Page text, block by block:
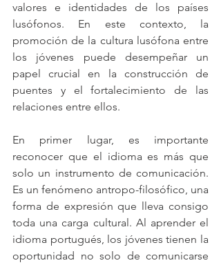
valores e identidades de los países
lusófonos. En este contexto, la
promoción de la cultura lusófona entre
los jóvenes puede desempeñar un
papel crucial en la construcción de
puentes y el fortalecimiento de las
relaciones entre ellos.
En primer lugar, es importante
reconocer que el idioma es más que
solo un instrumento de comunicación.
Es un fenómeno antropo-filosófico, una
forma de expresión que lleva consigo
toda una carga cultural. Al aprender el
idioma portugués, los jóvenes tienen la
oportunidad no solo de comunicarse